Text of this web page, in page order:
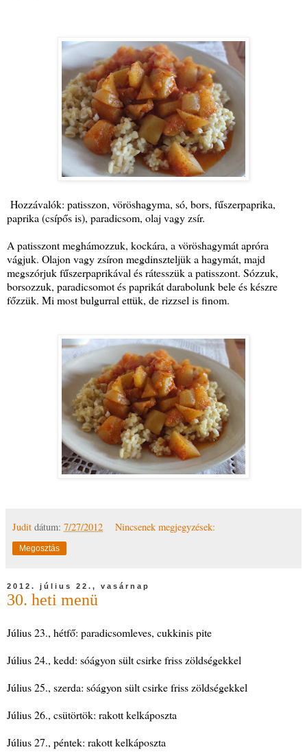
Hozzávalók: patisszon, vöröshagyma, só, bors, fűszerpaprika,
paprika (csípős is), paradicsom, olaj vagy zsír.
A patisszont meghámozzuk, kockára, a vöröshagymát apróra
vágjuk. Olajon vagy zsíron megdinszteljük a hagymát, majd
megszórjuk fűszerpaprikával és rátesszük a patisszont. Sózzuk,
borsozzuk, paradicsomot és paprikát darabolunk bele és készre
főzzük. Mi most bulgurral ettük, de rizzsel is finom.
Judit dátum: 7/27/2012 Nincsenek megjegyzések:
Megosztás
2012. július 22., vasárnap
30. heti menü
Július 23., hétfő: paradicsomleves, cukkinis pite
Július 24., kedd: sóágyon sült csirke friss zöldségekkel
Július 25., szerda: sóágyon sült csirke friss zöldségekkel
Július 26., csütörtök: rakott kelkáposzta
Július 27., péntek: rakott kelkáposzta